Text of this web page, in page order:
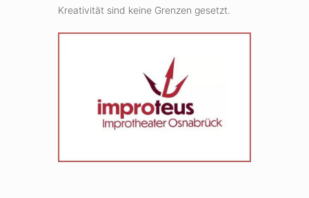
Kreativität sind keine Grenzen gesetzt.